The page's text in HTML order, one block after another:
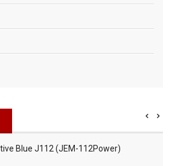
Blue J112 (JEM-112Power)